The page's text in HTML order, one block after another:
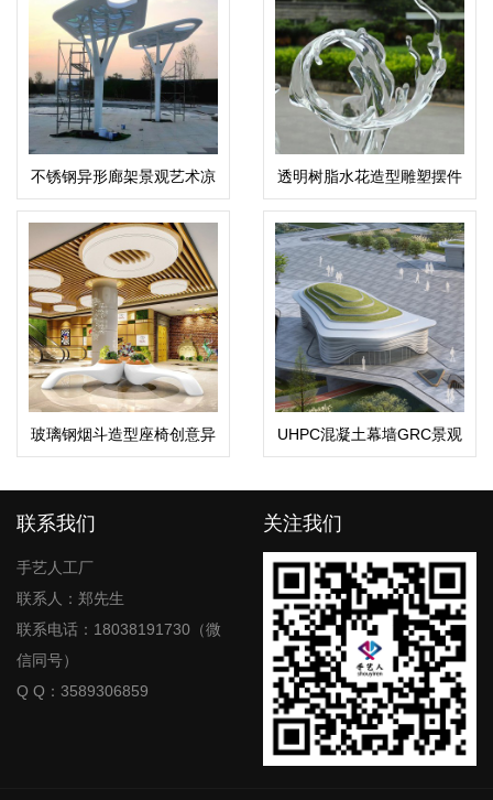
不锈钢异形廊架景观艺术凉
亭定制
透明树脂水花造型雕塑摆件
玻璃钢烟斗造型座椅创意异
形户外花盆组合
UHPC混凝土幕墙GRC景观
造型构件
联系我们
手艺人工厂
联系人：郑先生
联系电话：18038191730（微
信同号）
Q Q：3589306859
关注我们